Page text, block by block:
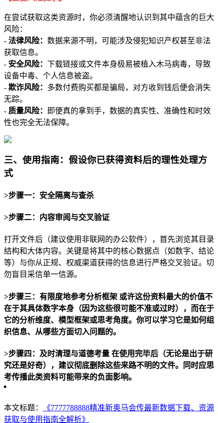
在尝试获取这类资源时，你必须清醒地认识到其中蕴含的巨大
风险：
- 法律风险： 数据来源不明，可能涉及侵犯知识产权甚至非法
获取信息。
- 安全风险： 下载链接或文件本身极易被植入木马病毒，导致
设备中毒、个人信息被盗。
- 欺诈风险： 多数付费购买都是骗局，对方收到钱后便会消失
无踪。
- 质量风险：
即便真的拿到手，数据的真实性、准确性和时效
性也完全无法保障。
三、使用指南：假设你已获得资料后的理性处理方
式
>步骤一：安全隔离与查杀
>步骤二：内容审阅与交叉验证
打开文件后（建议使用非联网的办公软件），首先浏览其目录
结构和大体内容。关键是将其中的核心数据点（如数字、结论
等）与你从正规、权威渠道获得的信息进行严格交叉验证。切
勿盲目采信单一信源。
>步骤三：有限度地参考分析框架 或许这份资料最大的价值不
在于其具体数字本身（因为这些很可能不准或过时），而在于
它的分析维度、模型框架或思考角度。你可以学习它是如何组
织信息、从哪些方面切入问题的。
>步骤四：及时清理与道德考量 在使用完毕后（无论是出于研
究还是好奇），建议彻底删除这些来路不明的文件。同时应思
考传播此类资料可能带来的负面影响。
本文标题：
《7777788888精准新奥马会传最新数据下载、资源
获取与使用指南全解析》